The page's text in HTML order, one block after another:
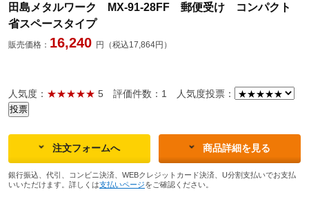
田島メタルワーク MX-91-28FF 郵便受け コンパクト
省スペースタイプ
販売価格： 16,240 円（税込17,864円）
人気度： ★★★★★ 5 評価件数：1 人気度投票：
注文フォームへ 商品詳細を見る
銀行振込、代引、コンビニ決済、WEBクレジットカード決済、U分割支払いでお支払
いいただけます。詳しくは支払いページをご確認ください。